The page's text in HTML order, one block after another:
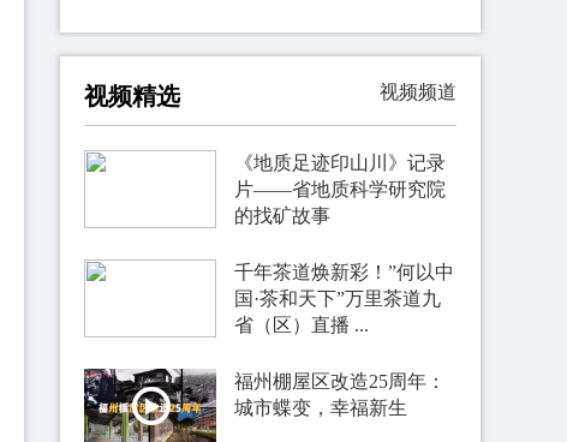
视频精选 视频频道
《地质足迹印山川》记录
片——省地质科学研究院
的找矿故事
千年茶道焕新彩！”何以中
国·茶和天下”万里茶道九
省（区）直播 ...
福州棚屋区改造25周年：
城市蝶变，幸福新生